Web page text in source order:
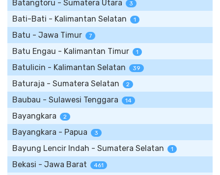
Batangtoru - Sumatera Utara 3
Bati-Bati - Kalimantan Selatan 1
Batu - Jawa Timur 7
Batu Engau - Kalimantan Timur 1
Batulicin - Kalimantan Selatan 39
Baturaja - Sumatera Selatan 2
Baubau - Sulawesi Tenggara 14
Bayangkara 2
Bayangkara - Papua 3
Bayung Lencir Indah - Sumatera Selatan 1
Bekasi - Jawa Barat 461